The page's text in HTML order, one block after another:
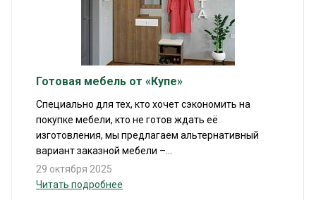
Готовая мебель от «Купе»
Специально для тех, кто хочет сэкономить на
покупке мебели, кто не готов ждать её
изготовления, мы предлагаем альтернативный
вариант заказной мебели –...
29 октября 2025
Читать подробнее